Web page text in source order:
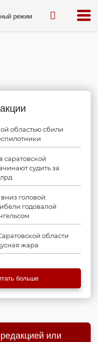
режим
областью сбили
саратовской
судить за
головой:
годовалой
области
жара
больше
или